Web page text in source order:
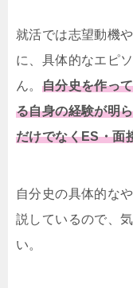
就活では志望動機
に、具体的なエピ
ん。 自分史を作っ
る自身の経験が明
だけでなくES・面
自分史の具体的な
説しているので、
い。